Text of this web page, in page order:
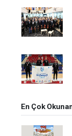
En Çok